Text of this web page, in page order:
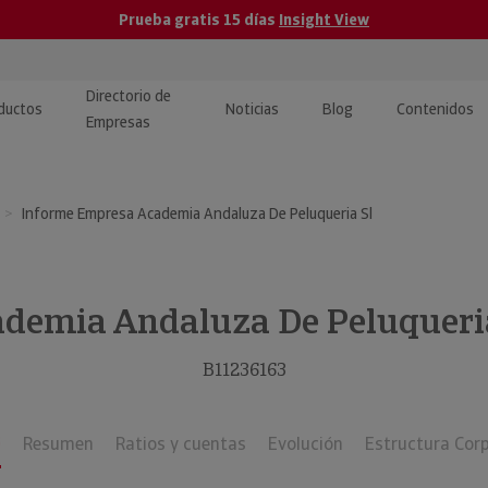
Prueba gratis 15 días Insight View
y ERP
Directorio de
Empresas
Noticias Blog Contenidos
y tutoriales
Investigada
Informe Empresa Academia Andaluza De Peluqueria Sl
Andaluza De
B11236163
Resumen Ratios y cuentas Evolución Estructura